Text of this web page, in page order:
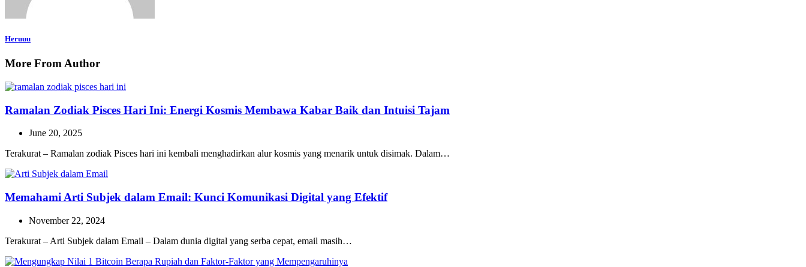
Heruuu
More From Author
Ramalan Zodiak Pisces Hari Ini: Energi Kosmis Membawa Kabar Baik dan Intuisi Tajam
June 20, 2025
Terakurat – Ramalan zodiak Pisces hari ini kembali menghadirkan alur kosmis yang menarik untuk disimak. Dalam…
Memahami Arti Subjek dalam Email: Kunci Komunikasi Digital yang Efektif
November 22, 2024
Terakurat – Arti Subjek dalam Email – Dalam dunia digital yang serba cepat, email masih…